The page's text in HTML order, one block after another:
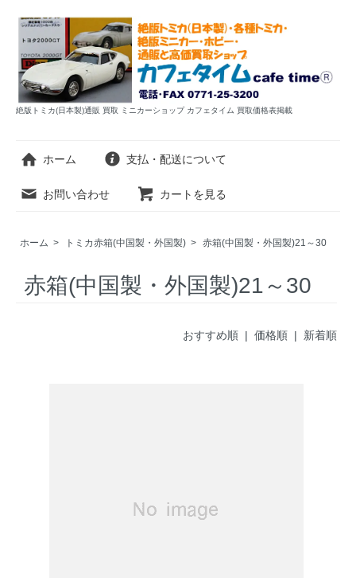
絶版トミカ(日本製)通販 買取 ミニカーショップ カフェタイム 買取価格表掲載
ホーム 支払・配送について
お問い合わせ カートを見る
ホーム > トミカ赤箱(中国製・外国製) > 赤箱(中国製・外国製)21～30
赤箱(中国製・外国製)21～30
おすすめ順 | 価格順| 新着順